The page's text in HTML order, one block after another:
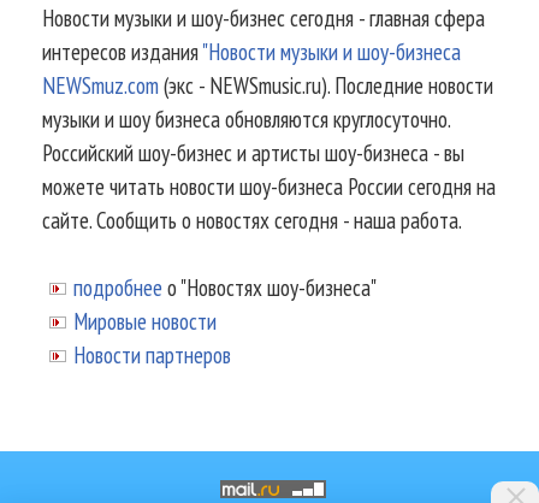
Новости музыки и шоу-бизнес сегодня - главная сфера
интересов издания"Новости музыки и шоу-бизнеса
NEWSmuz.com(экс - NEWSmusic.ru). Последние новости
музыки и шоу бизнеса обновляются круглосуточно.
Российский шоу-бизнес и артисты шоу-бизнеса - вы
можете читать новости шоу-бизнеса России сегодня на
сайте. Сообщить о новостях сегодня - наша работа.
подробнее о "Новостях шоу-бизнеса"
Мировые новости
Новости партнеров